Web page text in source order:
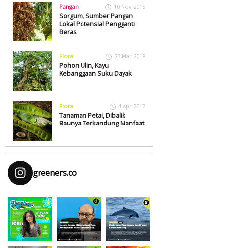
Pangan 10 Nov 2015
Sorgum, Sumber Pangan
Lokal Potensial Pengganti
Beras
Flora 23 Mar 2018
Pohon Ulin, Kayu
Kebanggaan Suku Dayak
Flora 4 Apr 2017
Tanaman Petai, Dibalik
Baunya Terkandung Manfaat
greeners.co